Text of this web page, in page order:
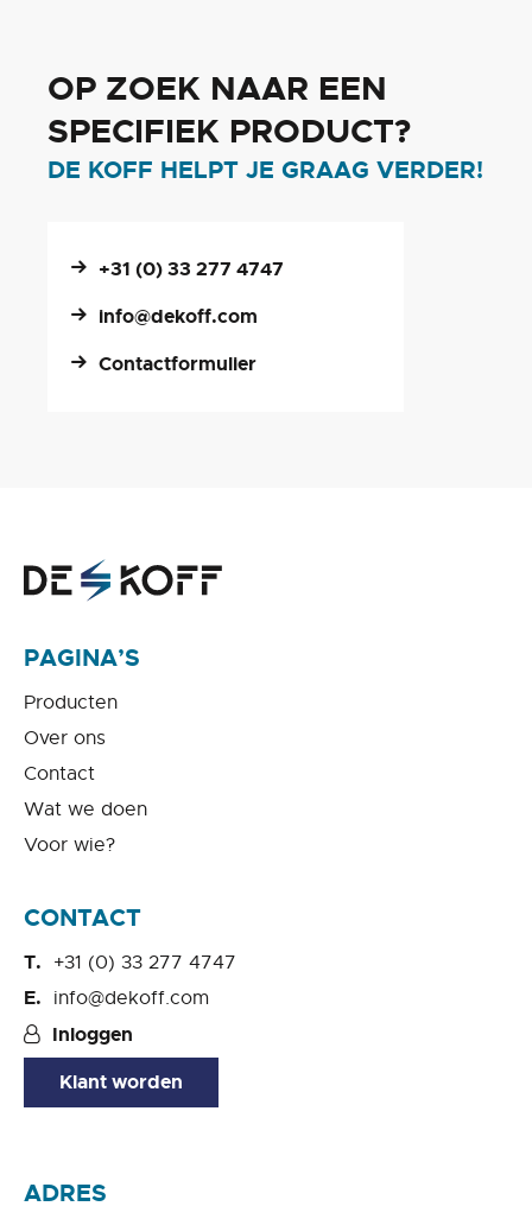
OP ZOEK NAAR EEN
SPECIFIEK PRODUCT?
DE KOFF HELPT JE GRAAG VERDER!
+31 (0) 33 277 4747
info@dekoff.com
Contactformulier
PAGINA’S
Producten
Over ons
Contact
Wat we doen
Voor wie?
CONTACT
+31 (0) 33 277 4747
info@dekoff.com
Inloggen
Klant worden
ADRES